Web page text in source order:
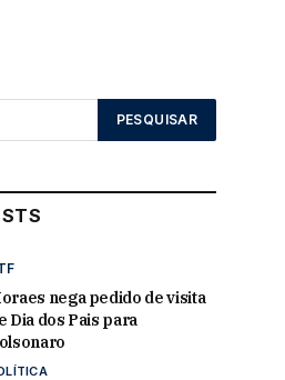
nega pedido de visita
Dia dos Pais para